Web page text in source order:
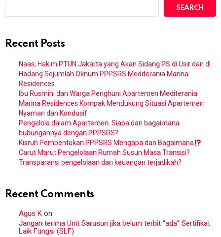
SEARCH
Recent Posts
Naas, Hakim PTUN Jakarta yang Akan Sidang PS di Usir dan di
Hadang Sejumlah Oknum PPPSRS Mediterania Marina
Residences
Ibu Rusmini dan Warga Penghuni Apartemen Mediterania
Marina Residences Kompak Mendukung Situasi Apartemen
Nyaman dan Kondusif
Pengelola dalam Apartemen. Siapa dan bagaimana
hubungannya dengan PPPSRS?
Kisruh Pembentukan PPPSRS Mengapa dan Bagaimana
Carut Marut Pengelolaan Rumah Susun Masa Transisi?
Transparansi pengelolaan dan keuangan terjadikah?
Recent Comments
Agus K on
Jangan terima Unit Sarusun jika belum terbit “ada” Sertifikat
Laik Fungsi (SLF)